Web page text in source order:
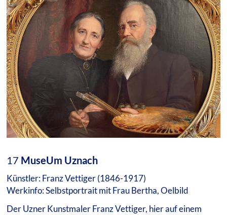
17 MuseUm Uznach
Künstler: Franz Vettiger (1846-1917)
Werkinfo: Selbstportrait mit Frau Bertha, Oelbild
Der Uzner Kunstmaler Franz Vettiger, hier auf einem